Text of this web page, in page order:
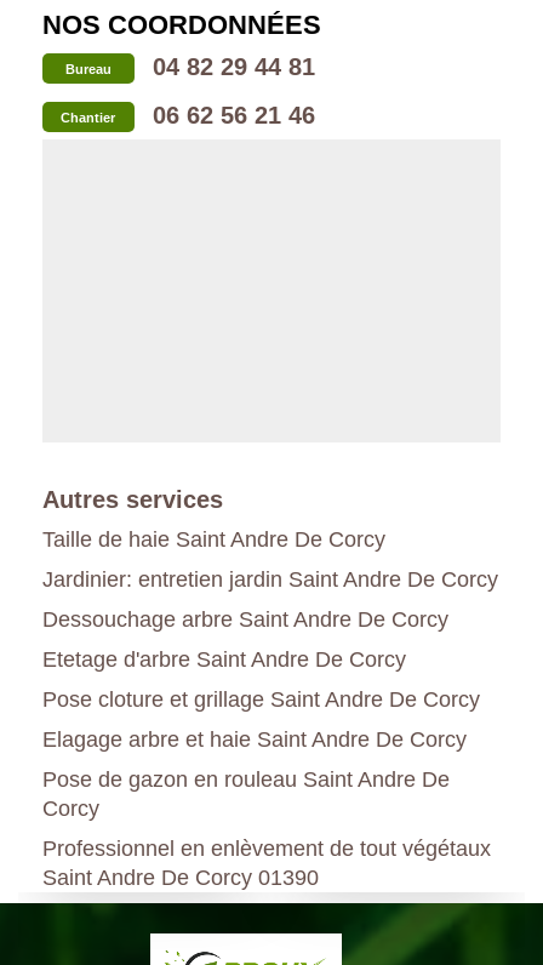
NOS COORDONNÉES
Bureau 04 82 29 44 81
Chantier 06 62 56 21 46
Autres services
Taille de haie Saint Andre De Corcy
Jardinier: entretien jardin Saint Andre De Corcy
Dessouchage arbre Saint Andre De Corcy
Etetage d'arbre Saint Andre De Corcy
Pose cloture et grillage Saint Andre De Corcy
Elagage arbre et haie Saint Andre De Corcy
Pose de gazon en rouleau Saint Andre De
Corcy
Professionnel en enlèvement de tout végétaux
Saint Andre De Corcy 01390